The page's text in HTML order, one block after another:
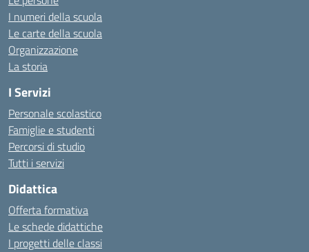
I numeri della scuola
Le carte della scuola
Organizzazione
La storia
I Servizi
Personale scolastico
Famiglie e studenti
Percorsi di studio
Tutti i servizi
Didattica
Offerta formativa
Le schede didattiche
I progetti delle classi